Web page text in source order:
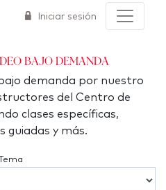
Iniciar sesión
bajo demanda
demanda por nuestro
del Centro de
clases específicas,
guiadas y más.